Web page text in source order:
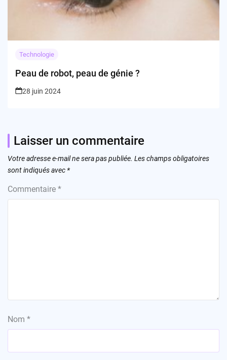
Technologie
Peau de robot, peau de génie ?
28 juin 2024
Laisser un commentaire
Votre adresse e-mail ne sera pas publiée. Les champs obligatoires
sont indiqués avec *
Commentaire *
Nom *